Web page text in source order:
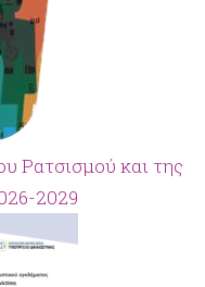
Ρατσισμού και της
2029